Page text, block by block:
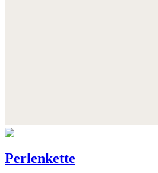
Perlenkette